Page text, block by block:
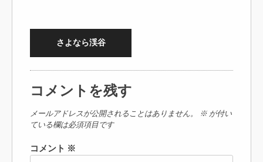
さよなら渓谷
コメントを残す
メールアドレスが公開されることはありません。 ※ が付い
ている欄は必須項目です
コメント ※